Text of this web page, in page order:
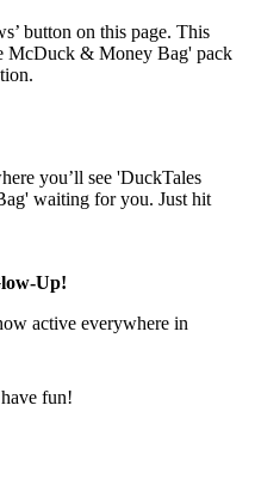
button on this page. This
McDuck & Money Bag' pack
you’ll see 'DuckTales
waiting for you. Just hit
Up!
active everywhere in
fun!